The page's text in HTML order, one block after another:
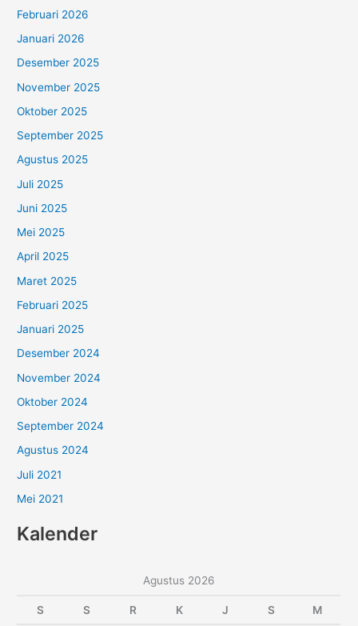
Februari 2026
Januari 2026
Desember 2025
November 2025
Oktober 2025
September 2025
Agustus 2025
Juli 2025
Juni 2025
Mei 2025
April 2025
Maret 2025
Februari 2025
Januari 2025
Desember 2024
November 2024
Oktober 2024
September 2024
Agustus 2024
Juli 2021
Mei 2021
Kalender
Agustus 2026
S S R K J S M